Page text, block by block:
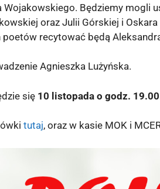
Wojakowskiego. Będziemy mogli
oraz Julii Górskiej i
recytować będą
Agnieszka Lużyńska.
się 10 listopada o godz.
tutaj, oraz w kasie MOK i